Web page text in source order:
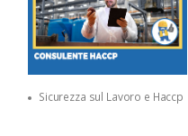
Sicurezza sul Lavoro e Haccp